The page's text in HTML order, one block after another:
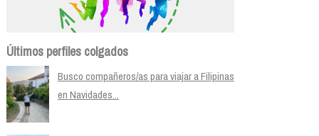
Últimos perfiles colgados
Busco compañeros/as para viajar a Filipinas
en Navidades...